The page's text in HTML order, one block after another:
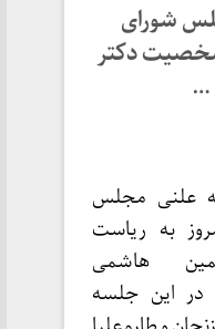
شورای
دکتر
…
علنی مجلس
به ریاست
هاشمی
این جلسه